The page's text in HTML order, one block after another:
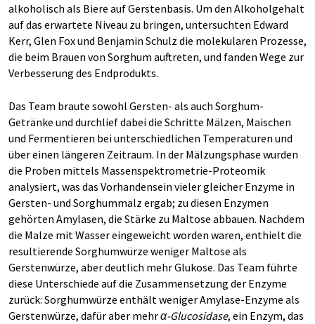
alkoholisch als Biere auf Gerstenbasis. Um den Alkoholgehalt
auf das erwartete Niveau zu bringen, untersuchten Edward
Kerr, Glen Fox und Benjamin Schulz die molekularen Prozesse,
die beim Brauen von Sorghum auftreten, und fanden Wege zur
Verbesserung des Endprodukts.
Das Team braute sowohl Gersten- als auch Sorghum-
Getränke und durchlief dabei die Schritte Mälzen, Maischen
und Fermentieren bei unterschiedlichen Temperaturen und
über einen längeren Zeitraum. In der Mälzungsphase wurden
die Proben mittels Massenspektrometrie-Proteomik
analysiert, was das Vorhandensein vieler gleicher Enzyme in
Gersten- und Sorghummalz ergab; zu diesen Enzymen
gehörten Amylasen, die Stärke zu Maltose abbauen. Nachdem
die Malze mit Wasser eingeweicht worden waren, enthielt die
resultierende Sorghumwürze weniger Maltose als
Gerstenwürze, aber deutlich mehr Glukose. Das Team führte
diese Unterschiede auf die Zusammensetzung der Enzyme
zurück: Sorghumwürze enthält weniger Amylase-Enzyme als
Gerstenwürze, dafür aber mehrα-Glucosidase, ein Enzym, das